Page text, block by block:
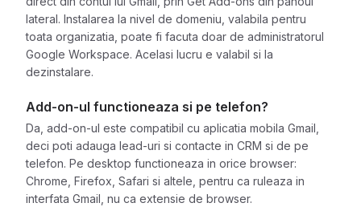
lateral. Instalarea la nivel de domeniu, valabila pentru
toata organizatia, poate fi facuta doar de administratorul
Google Workspace. Acelasi lucru e valabil si la
dezinstalare.
Add-on-ul functioneaza si pe telefon?
Da, add-on-ul este compatibil cu aplicatia mobila Gmail,
deci poti adauga lead-uri si contacte in CRM si de pe
telefon. Pe desktop functioneaza in orice browser:
Chrome, Firefox, Safari si altele, pentru ca ruleaza in
interfata Gmail, nu ca extensie de browser.